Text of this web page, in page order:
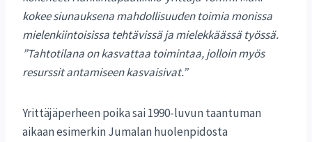
kokee siunauksena mahdollisuuden toimia monissa
mielenkiintoisissa tehtävissä ja mielekkäässä työssä.
”Tahtotilana on kasvattaa toimintaa, jolloin myös
resurssit antamiseen kasvaisivat.”
Yrittäjäperheen poika sai 1990-luvun taantuman
aikaan esimerkin Jumalan huolenpidosta